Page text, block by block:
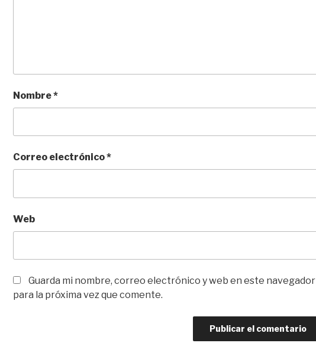
Nombre*
Correo electrónico*
Web
Guarda mi nombre, correo electrónico y web en este navegador
para la próxima vez que comente.